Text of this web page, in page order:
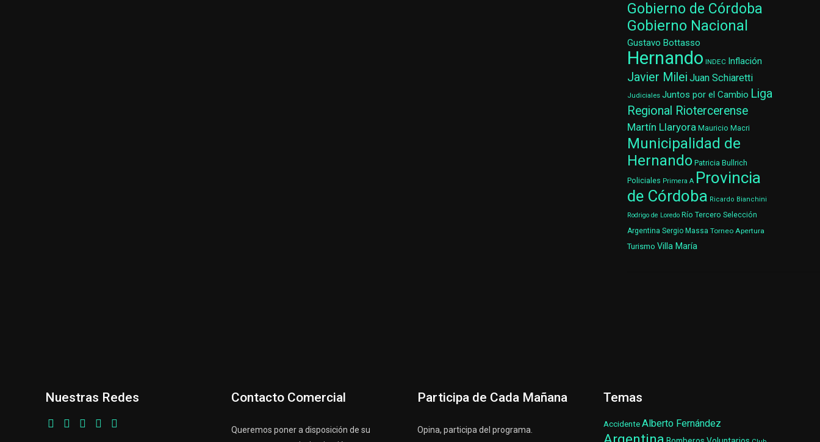
Gobierno de Córdoba
Gobierno Nacional
Gustavo Bottasso
Hernando INDEC Inflación
Javier Milei Juan Schiaretti
Judiciales Juntos por el Cambio Liga
Regional Riotercerense
Martín Llaryora Mauricio Macri
Municipalidad de
Hernando Patricia Bullrich
Policiales Primera A Provincia
de Córdoba Ricardo Bianchini
Rodrigo de Loredo Río Tercero Selección
Argentina Sergio Massa Torneo Apertura
Turismo Villa María
Nuestras Redes Contacto Comercial
Queremos poner a disposición de su
Participa de Cada Mañana
Opina, participa del programa.
Temas
AccidenteAlberto Fernández